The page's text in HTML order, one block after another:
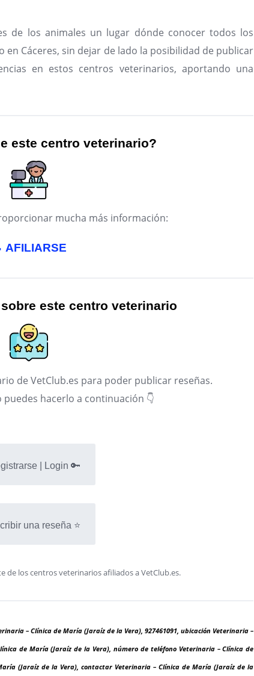
de los animales un lugar dónde conocer todos los
Cáceres, sin dejar de lado la posibilidad de publicar
en estos centros veterinarios, aportando una
este centro veterinario?
mucha más información:
AFILIARSE
este centro veterinario
de VetClub.es para poder publicar reseñas.
hacerlo a continuación 👇
| Login 🔑
una reseña ⭐
los centros veterinarios afiliados a VetClub.es.
– Clínica de María (Jaraíz de la Vera), 927461091, ubicación Veterinaria –
de María (Jaraíz de la Vera), número de teléfono Veterinaria – Clínica de
(Jaraíz de la Vera), contactar Veterinaria – Clínica de María (Jaraíz de la